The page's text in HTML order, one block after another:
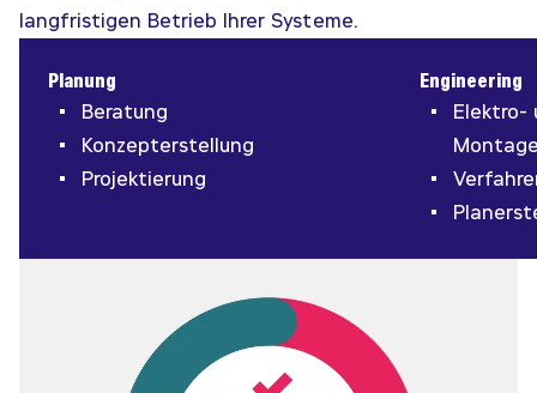
langfristigen Betrieb Ihrer Systeme.
Planung
Beratung
Konzepterstellung
Projektierung
Engineering
Elektro-